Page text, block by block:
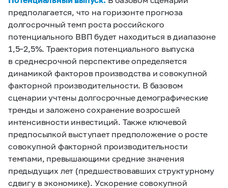
предполагается, что на горизонте прогноза
долгосрочный темп роста российского
потенциального ВВП будет находиться в диапазоне
1,5–2,5%. Траектория потенциального выпуска
в среднесрочной перспективе определяется
динамикой факторов производства и совокупной
факторной производительности. В базовом
сценарии учтены долгосрочные демографические
тренды и заложено сохранение возросшей
интенсивности инвестиций. Также ключевой
предпосылкой выступает предположение о росте
совокупной факторной производительности
темпами, превышающими средние значения
предыдущих лет (предшествовавших структурному
сдвигу в экономике). Ускорение совокупной